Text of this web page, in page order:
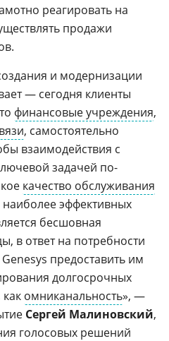
реагировать на
продажи
и модернизации
— сегодня клиенты
финансовые учреждения,
, самостоятельно
взаимодействия с
задачей по-
качество обслуживания
эффективных
бесшовная
в ответ на потребности
предоставить им
долгосрочных
омниканальность», —
Сергей Малиновский,
голосовых решений